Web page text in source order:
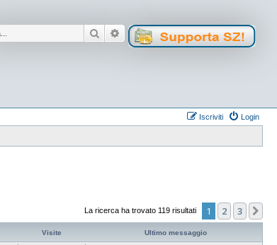
Cerca Ricerca avanzata
Login
Iscriviti
La ricerca ha trovato 119 risultati 1 2 3
Visite Ultimo messaggio